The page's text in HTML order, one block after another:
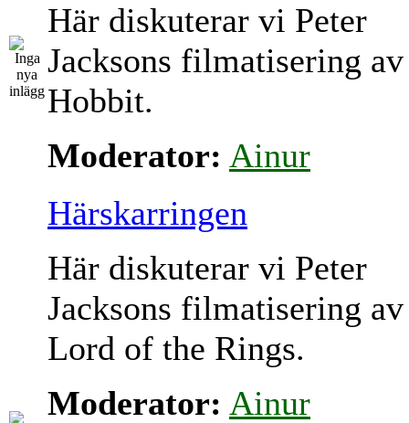
Här diskuterar vi Peter
Jacksons filmatisering
Hobbit.
Moderator: Ainur
Härskarringen
Här diskuterar vi Peter
Jacksons filmatisering
Lord of the Rings.
Moderator: Ainur